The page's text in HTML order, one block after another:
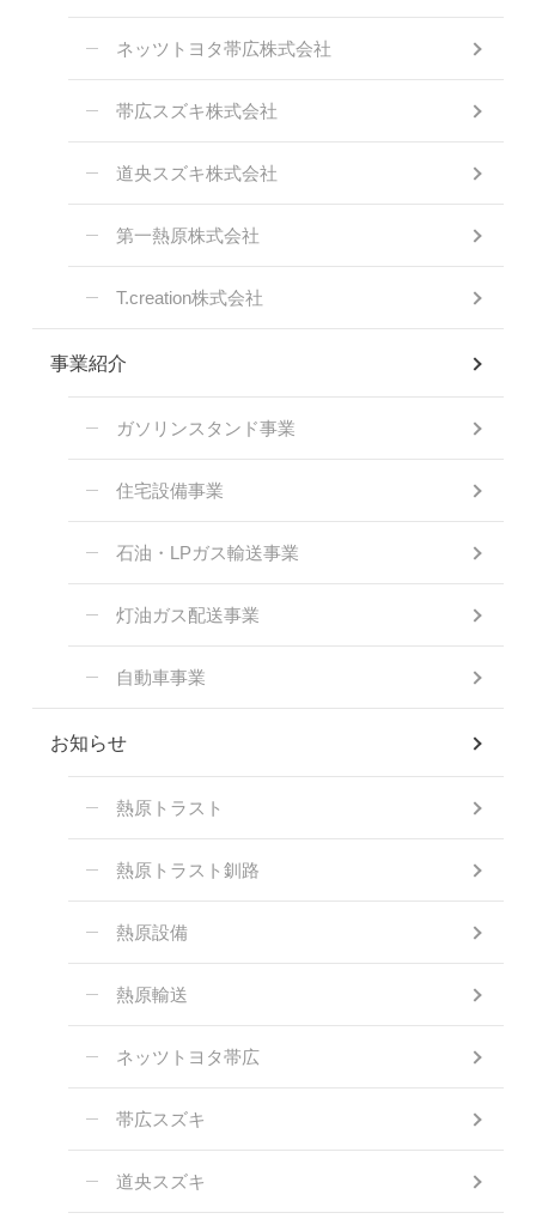
ネッツトヨタ帯広株式会社
帯広スズキ株式会社
道央スズキ株式会社
第一熱原株式会社
T.creation株式会社
事業紹介
ガソリンスタンド事業
住宅設備事業
石油・LPガス輸送事業
灯油ガス配送事業
自動車事業
お知らせ
熱原トラスト
熱原トラスト釧路
熱原設備
熱原輸送
ネッツトヨタ帯広
帯広スズキ
道央スズキ